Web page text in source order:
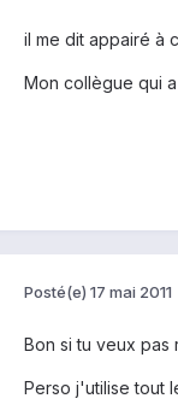
il me dit appairé à
Mon collègue qui
Posté(e) 17 mai 2011
Bon si tu veux
Perso j'utilise tout